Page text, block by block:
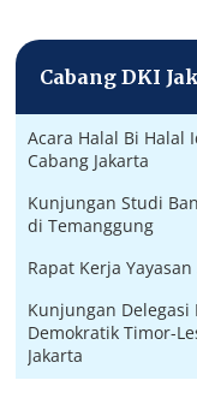
Cabang DKI
Acara Halal Bi Halal
Cabang Jakarta
Kunjungan Studi
di Temanggung
Rapat Kerja
Kunjungan
Demokratik Timor-
Jakarta